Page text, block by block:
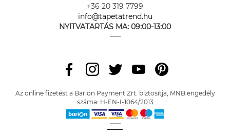
+36 20 319 7799
info@tapetatrend.hu
NYITVATARTÁS MA: 09:00-13:00
Az online fizetést a Barion Payment Zrt. biztosítja, MNB engedély
száma: H-EN-I-1064/2013